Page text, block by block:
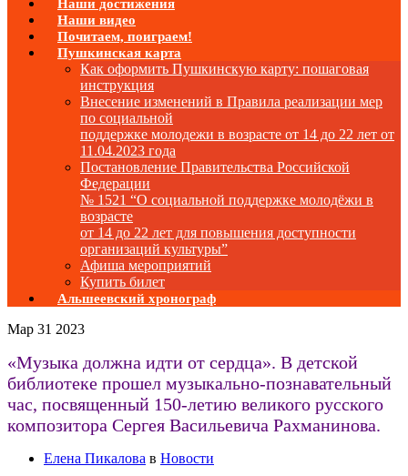
Наши достижения
Наши видео
Почитаем, поиграем!
Пушкинская карта
Как оформить Пушкинскую карту: пошаговая
инструкция
Внесение изменений в Правила реализации мер
по социальной
поддержке молодежи в возрасте от 14 до 22 лет от
11.04.2023 года
Постановление Правительства Российской
Федерации
№ 1521 “О социальной поддержке молодёжи в
возрасте
от 14 до 22 лет для повышения доступности
организаций культуры”
Афиша мероприятий
Купить билет
Альшеевский хронограф
Мар 31 2023
«Музыка должна идти от сердца». В детской
библиотеке прошел музыкально-познавательный
час, посвященный 150-летию великого русского
композитора Сергея Васильевича Рахманинова.
Елена Пикалова в Новости